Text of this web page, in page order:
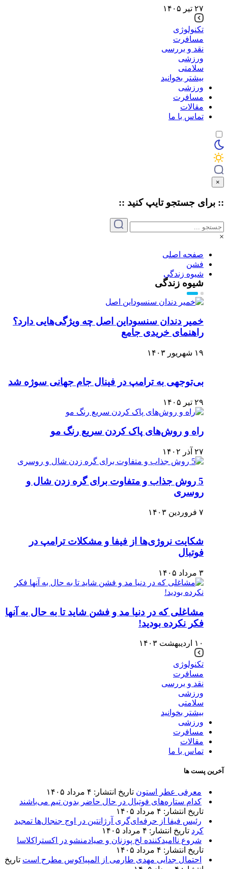
۲۷ تیر ۱۴۰۵
تکنولوژی
مسافرت
نقد و بررسی
ورزشی
سلامتی
بیشتر بخوانید
ورزشی
مسافرت
مقالات
تماس با ما
×
:: برای جستجو تایپکنید ::
×
صفحه اصلی
فشن
شیوه زندگی
شیوه زندگی
خمیر دندان سنسوداین اصل چه ویژگی‌هایی دارد؟
راهنمای خریدی جامع
۱۹ شهریور ۱۴۰۳
بی‌توجهی به ترامپ در فینال جام جهانی سوژه شد
۲۹ تیر ۱۴۰۵
راه و روش‌های پاک کردن سریع رنگ مو
۲۷ آذر ۱۴۰۲
5 روش جذاب و متفاوت برای گره زدن شال و
روسری
۷ فروردین ۱۴۰۳
شکایت نروژی‌ها از فیفا و مشکلات ترامپ در
فوتبال
۳ مرداد ۱۴۰۵
مشاغلی که در دنیا مد و فشن شاید تا به حال به آنها
فکر نکرده بودید!
۱۰ اردیبهشت ۱۴۰۳
تکنولوژی
مسافرت
نقد و بررسی
ورزشی
سلامتی
بیشتر بخوانید
ورزشی
مسافرت
مقالات
تماس با ما
آخرین پست ها
معرفی عطر استون تاریخ انتشار: ۴ مرداد ۱۴۰۵
کدام ستاره‌های فوتبال در حال حاضر بدون تیم می‌باشند
تاریخ انتشار: ۴ مرداد ۱۴۰۵
رئیس فیفا از حرفه‌ای‌گری آرژانتین در اوج جنجال‌ها تمجید
کرد تاریخ انتشار: ۴ مرداد ۱۴۰۵
شروع ناامیدکننده لخ پوزنان و صیادمنشو در اکستراکلاسا
تاریخ انتشار: ۴ مرداد ۱۴۰۵
احتمال جدایی مهدی طارمی از المپیاکوس مطرح است تاریخ